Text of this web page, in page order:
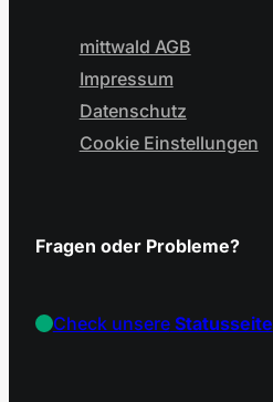
mittwald AGB
Impressum
Datenschutz
Cookie Einstellungen
Fragen oder Probleme?
Check unsereStatusseite